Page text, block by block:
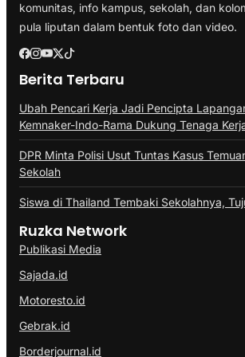
komunitas, info kampus, sekolah, dan
pula liputan dalam bentuk foto dan video.
Berita Terbaru
Ubah Pencari Kerja Jadi Pencipta
Kemnaker-Indo-Rama Dukung Tenaga
DPR Minta Polisi Usut Tuntas Kasus
Sekolah
Siswa di Thailand Tembaki Sekolahnya,
Ruzka Network
Publikasi Media
Sajada.id
Motoresto.id
Gebrak.id
Borderjournal.id